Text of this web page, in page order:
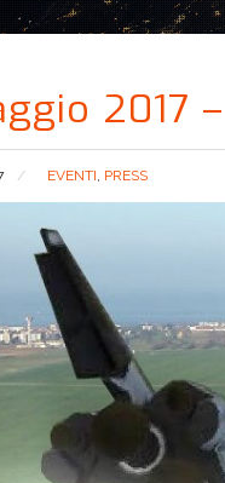
2017
EVENTI, PRESS